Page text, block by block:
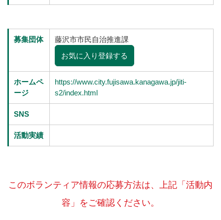
募集団体
藤沢市市民自治推進課
お気に入り登録する
ホームペ
ージ
https://www.city.fujisawa.kanagawa.jp/jiti-
s2/index.html
SNS
活動実績
このボランティア情報の応募方法は、上記「活動内
容」をご確認ください。